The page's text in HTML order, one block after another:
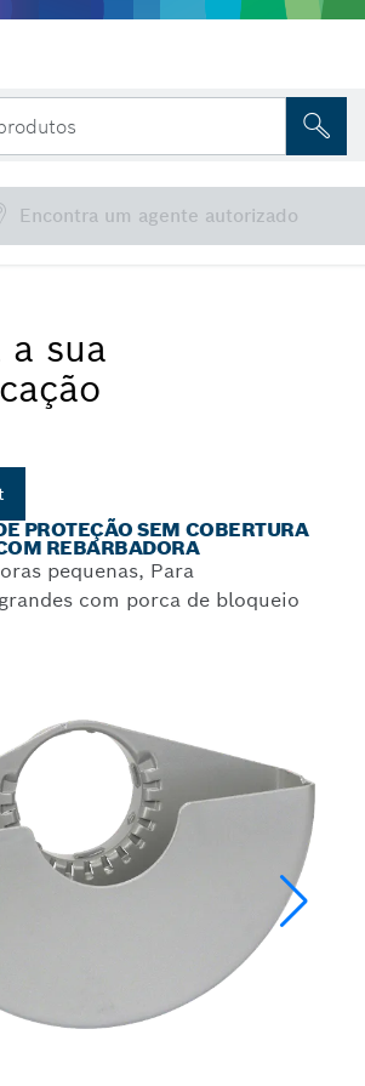
proteção com cobertura para esmerilação
ferramentas codificada
a sua
PROTEÇÃO SEM COBERTURA
REBARBADORA
pequenas, Para
com porca de bloqueio
proteção sem cobertura
Encontra um agente autorizado